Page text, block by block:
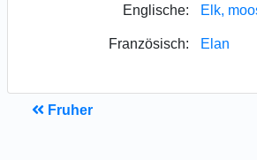
Englische: Elk,
Französisch: Elan
Fruher